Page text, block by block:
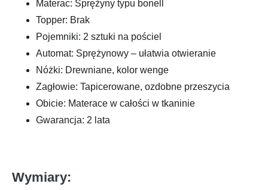
Materac: Sprężyny typu bonell
Topper: Brak
Pojemniki: 2 sztuki na pościel
Automat: Sprężynowy – ułatwia otwieranie
Nóżki: Drewniane, kolor wenge
Zagłowie: Tapicerowane, ozdobne przeszycia
Obicie: Materace w całości w tkaninie
Gwarancja: 2 lata
Wymiary: